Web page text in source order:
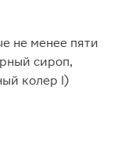
не менее пяти
сироп,
колер I)